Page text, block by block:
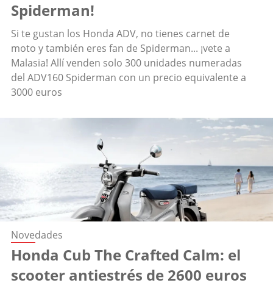
Spiderman!
Si te gustan los Honda ADV, no tienes carnet de
moto y también eres fan de Spiderman... ¡vete a
Malasia! Allí venden solo 300 unidades numeradas
del ADV160 Spiderman con un precio equivalente a
3000 euros
Novedades
Honda Cub The Crafted Calm: el
scooter antiestrés de 2600 euros